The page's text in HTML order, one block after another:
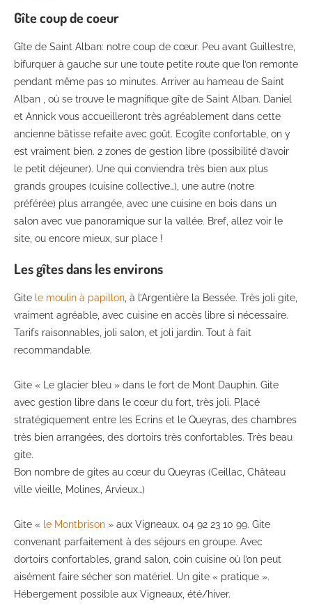
Gîte coup de coeur
Gîte de Saint Alban: notre coup de cœur. Peu avant Guillestre,
bifurquer à gauche sur une toute petite route que l’on remonte
pendant même pas 10 minutes. Arriver au hameau de Saint
Alban , où se trouve le magnifique gîte de Saint Alban. Daniel
et Annick vous accueilleront très agréablement dans cette
ancienne bâtisse refaite avec goût. Ecogîte confortable, on y
est vraiment bien. 2 zones de gestion libre (possibilité d’avoir
le petit déjeuner). Une qui conviendra très bien aux plus
grands groupes (cuisine collective…), une autre (notre
préférée) plus arrangée, avec une cuisine en bois dans un
salon avec vue panoramique sur la vallée. Bref, allez voir le
site, ou encore mieux, sur place !
Les gîtes dans les environs
Gite le moulin à papillon, à l’Argentière la Bessée. Très joli gite,
vraiment agréable, avec cuisine en accès libre si nécessaire.
Tarifs raisonnables, joli salon, et joli jardin. Tout à fait
recommandable.
Gite « Le glacier bleu » dans le fort de Mont Dauphin. Gite
avec gestion libre dans le cœur du fort, très joli. Placé
stratégiquement entre les Ecrins et le Queyras, des chambres
très bien arrangées, des dortoirs très confortables. Très beau
gite.
Bon nombre de gites au cœur du Queyras (Ceillac, Château
ville vieille, Molines, Arvieux…)
Gite « le Montbrison » aux Vigneaux. 04 92 23 10 99. Gite
convenant parfaitement à des séjours en groupe. Avec
dortoirs confortables, grand salon, coin cuisine où l’on peut
aisément faire sécher son matériel. Un gite « pratique ».
Hébergement possible aux Vigneaux, été/hiver.